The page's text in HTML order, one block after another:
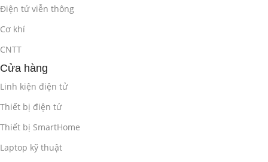
Cao(4 giờ)
Sử dụng Parameter và Localparam.
Thiết kế các module có tính tái sử dụng cao.
Lập trình hướng đối tượng với SystemVerilog (tùy chọn).
Kỹ thuật tối ưu hóa code Verilog/VHDL.
Năng
(4 giờ)
Điện tử viễn thông
Cơ khí
CNTT
Cửa hàng
Linh kiện điện tử
Thiết bị điện tử
Thiết bị SmartHome
Laptop kỹ thuật